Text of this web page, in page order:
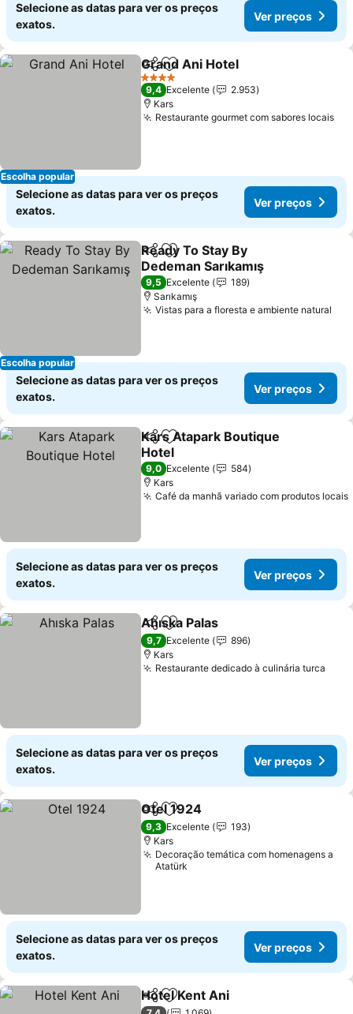
Selecione as datas para ver os preços
exatos.
Ver preços
Escolha popular
PartilharAdicionar aos favoritos
Grand Ani Hotel
4 Estrelas
9,4 Excelente
2.953
Kars
Restaurante gourmet com sabores locais
Selecione as datas para ver os preços
exatos.
Ver preços
Escolha popular
PartilharAdicionar aos favoritos
Ready To Stay By
Dedeman Sarıkamış
9,5 Excelente
189
Sarıkamış
Vistas para a floresta e ambiente natural
Selecione as datas para ver os preços
exatos.
Ver preços
PartilharAdicionar aos favoritos
Kars Atapark Boutique
Hotel
9,0 Excelente
584
Kars
Café da manhã variado com produtos locais
Selecione as datas para ver os preços
exatos.
Ver preços
PartilharAdicionar aos favoritos
Ahıska Palas
9,7 Excelente
896
Kars
Restaurante dedicado à culinária turca
Selecione as datas para ver os preços
exatos.
Ver preços
PartilharAdicionar aos favoritos
Otel 1924
9,3 Excelente
193
Kars
Decoração temática com homenagens a
Atatürk
Selecione as datas para ver os preços
exatos.
Ver preços
PartilharAdicionar aos favoritos
Hotel Kent Ani